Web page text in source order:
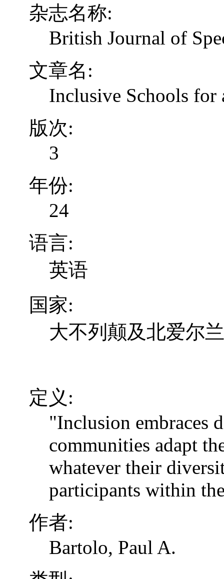
杂志名称:
British Journal of
文章名:
Inclusive Schools for
版次:
3
年份:
24
语言:
英语
国家:
大不列颠及北爱尔
定义:
"Inclusion embraces
communities adapt
whatever their
participants within
作者:
Bartolo, Paul A.